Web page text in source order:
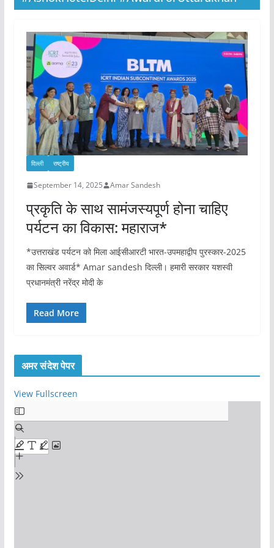
दिल्ली राष्ट्रीय
September 14, 2025 Amar Sandesh
प्रकृति के साथ सामंजस्यपूर्ण होना चाहिए
पर्यटन का विकास: महाराज*
*उत्तराखंड पर्यटन को मिला आईसीआरटी भारत-उपमहाद्वीप पुरस्कार-2025
का सिल्वर अवार्ड* Amar sandesh दिल्ली। हमारी सरकार यशस्वी
प्रधानमंत्री नरेंद्र मोदी के
Read More
अमर संदेश पेपर
View Fullscreen
S
k
i
p
t